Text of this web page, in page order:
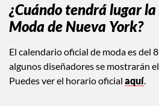
¿Cuándo tendrá lugar la
Moda de Nueva York?
El calendario oficial de moda es del
algunos diseñadores se mostrarán
Puedes ver el horario oficial aquí.